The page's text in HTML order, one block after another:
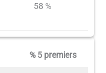
58 %
% 5 premiers